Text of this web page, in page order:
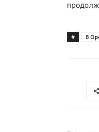
# В